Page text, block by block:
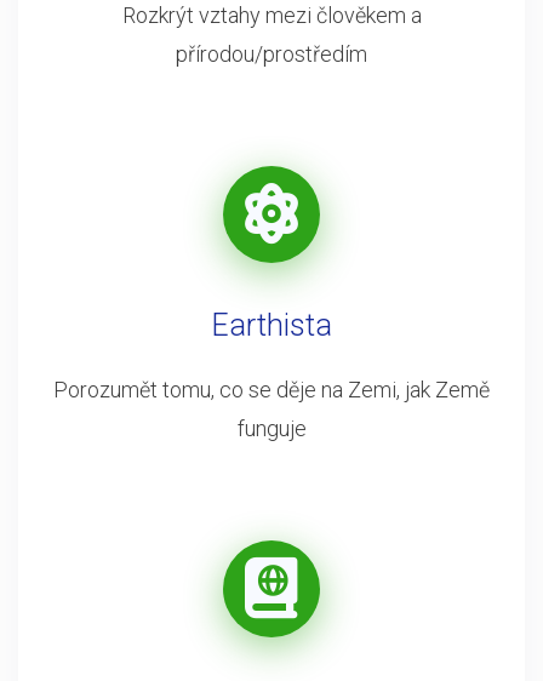
Rozkrýt vztahy mezi člověkem a
přírodou/prostředím
Earthista
Porozumět tomu, co se děje na Zemi, jak Země
funguje